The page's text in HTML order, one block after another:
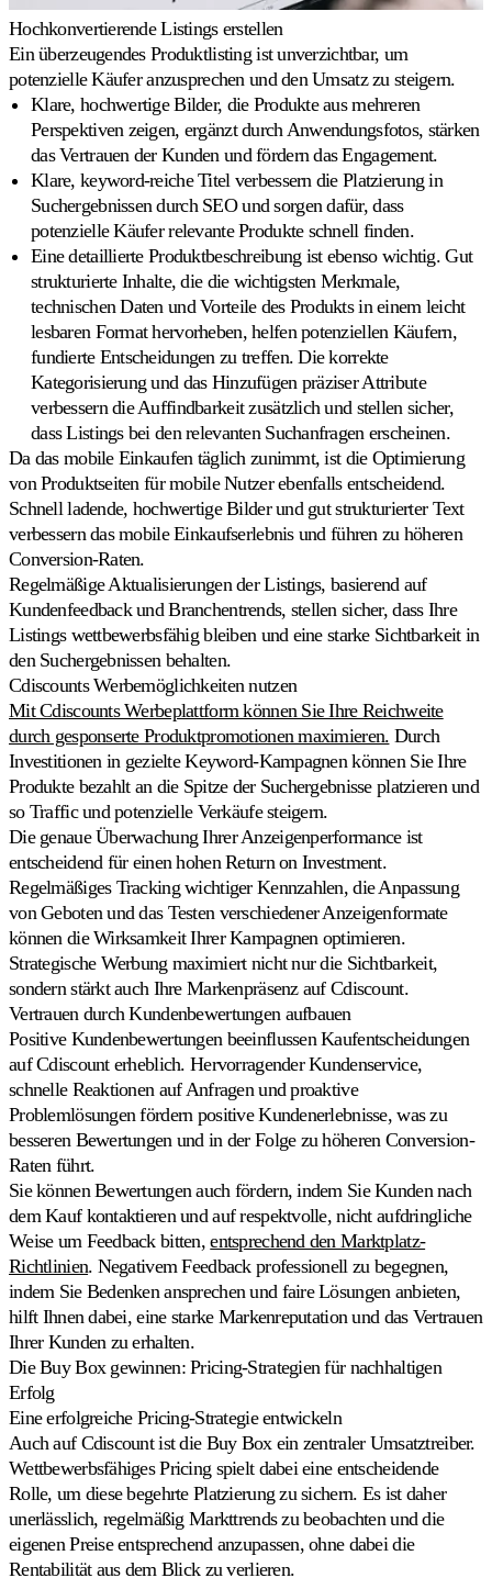
Ihre
Verkaufsgeschwindigkeit
anpassen.
Individuelle
Strategien
Eigene
Pricing-
Regeln
erstellen.
Marktplätze
Amazon
Die
Buy
Box
auf
jedem
Amazon-
Marktplatz
gewinnen.
eBay
Auf
jedem
eBay-
Angebot
wettbewerbsfähig
bleiben.
Kaufland
Die
Buy
Box
auf
einem
der
am
schnellsten
wachsenden
Marktplätze
Europas
gewinnen.
Bol.com
Im
Preissterne-
Ranking
auf
Bol.com
Cdiscount
Featured-
Platz
auf
Cdiscount
halten.
Allegro
Auf
dem
größten
Marktplatz
Mitteleuropas
konkurrenzfähig
sein.
Hochkonvertierende Listings erstellen
Ein überzeugendes Produktlisting ist unverzichtbar, um
potenzielle Käufer anzusprechen und den Umsatz zu steigern.
Klare, hochwertige Bilder, die Produkte aus mehreren
Perspektiven zeigen, ergänzt durch Anwendungsfotos, stärken
das Vertrauen der Kunden und fördern das Engagement.
Klare, keyword-reiche Titel verbessern die Platzierung in
Suchergebnissen durch SEO und sorgen dafür, dass
potenzielle Käufer relevante Produkte schnell finden.
Eine detaillierte Produktbeschreibung ist ebenso wichtig. Gut
strukturierte Inhalte, die die wichtigsten Merkmale,
technischen Daten und Vorteile des Produkts in einem leicht
lesbaren Format hervorheben, helfen potenziellen Käufern,
fundierte Entscheidungen zu treffen. Die korrekte
Kategorisierung und das Hinzufügen präziser Attribute
verbessern die Auffindbarkeit zusätzlich und stellen sicher,
dass Listings bei den relevanten Suchanfragen erscheinen.
Da das mobile Einkaufen täglich zunimmt, ist die Optimierung
von Produktseiten für mobile Nutzer ebenfalls entscheidend.
Schnell ladende, hochwertige Bilder und gut strukturierter Text
verbessern das mobile Einkaufserlebnis und führen zu höheren
Conversion-Raten.
Regelmäßige Aktualisierungen der Listings, basierend auf
Kundenfeedback und Branchentrends, stellen sicher, dass Ihre
Listings wettbewerbsfähig bleiben und eine starke Sichtbarkeit in
den Suchergebnissen behalten.
Cdiscounts Werbemöglichkeiten nutzen
Mit Cdiscounts Werbeplattform können Sie Ihre Reichweite
durch gesponserte Produktpromotionen maximieren. Durch
Investitionen in gezielte Keyword-Kampagnen können Sie Ihre
Produkte bezahlt an die Spitze der Suchergebnisse platzieren und
so Traffic und potenzielle Verkäufe steigern.
Die genaue Überwachung Ihrer Anzeigenperformance ist
entscheidend für einen hohen Return on Investment.
Regelmäßiges Tracking wichtiger Kennzahlen, die Anpassung
von Geboten und das Testen verschiedener Anzeigenformate
können die Wirksamkeit Ihrer Kampagnen optimieren.
Strategische Werbung maximiert nicht nur die Sichtbarkeit,
sondern stärkt auch Ihre Markenpräsenz auf Cdiscount.
Vertrauen durch Kundenbewertungen aufbauen
Positive Kundenbewertungen beeinflussen Kaufentscheidungen
auf Cdiscount erheblich. Hervorragender Kundenservice,
schnelle Reaktionen auf Anfragen und proaktive
Problemlösungen fördern positive Kundenerlebnisse, was zu
besseren Bewertungen und in der Folge zu höheren Conversion-
Raten führt.
Sie können Bewertungen auch fördern, indem Sie Kunden nach
dem Kauf kontaktieren und auf respektvolle, nicht aufdringliche
Weise um Feedback bitten,entsprechend den Marktplatz-
Richtlinien. Negativem Feedback professionell zu begegnen,
indem Sie Bedenken ansprechen und faire Lösungen anbieten,
hilft Ihnen dabei, eine starke Markenreputation und das Vertrauen
Ihrer Kunden zu erhalten.
Die Buy Box gewinnen: Pricing-Strategien für nachhaltigen
Erfolg
Eine erfolgreiche Pricing-Strategie entwickeln
Auch auf Cdiscount ist die Buy Box ein zentraler Umsatztreiber.
Wettbewerbsfähiges Pricing spielt dabei eine entscheidende
Rolle, um diese begehrte Platzierung zu sichern. Es ist daher
unerlässlich, regelmäßig Markttrends zu beobachten und die
eigenen Preise entsprechend anzupassen, ohne dabei die
Rentabilität aus dem Blick zu verlieren.